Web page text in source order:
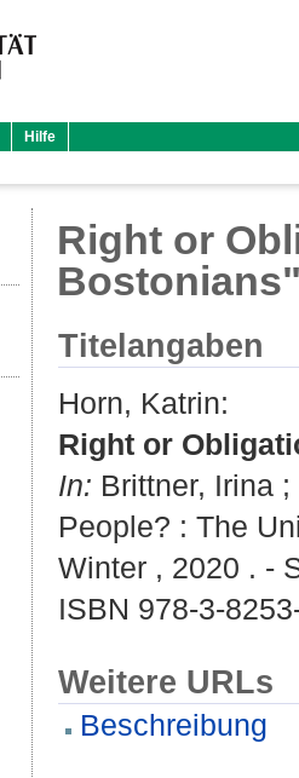
Hilfe
Right or
Titelangaben
Horn, Katrin:
Right or
In: Brittner, Irina ;
People? : The
Winter , 2020 . -
ISBN 978-3-
Weitere URLs
Beschreibung